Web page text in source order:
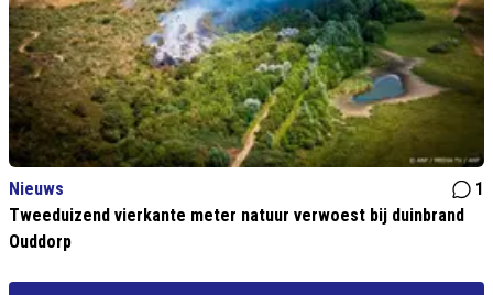
Nieuws
1
Tweeduizend vierkante meter natuur verwoest bij duinbrand
Ouddorp